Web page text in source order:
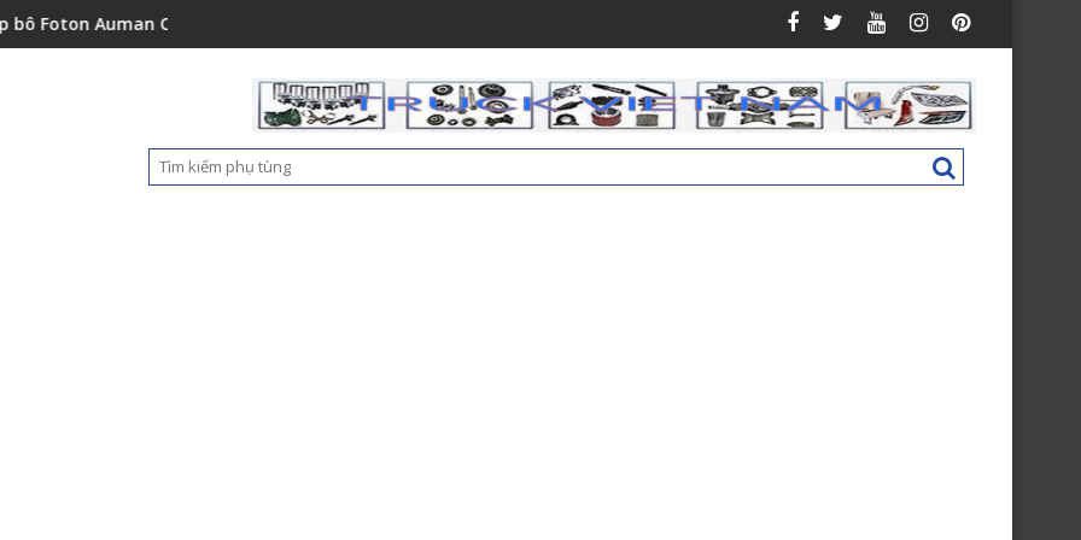
C2400A C1500 1112235684110 Nắp hộp cốp phụ táp lô Foton Ollin 500